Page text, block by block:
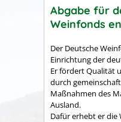
Abgabe für
Weinfonds
Der Deutsche
Einrichtung der
Er fördert Qualität
durch
Maßnahmen des
Ausland.
Dafür erhebt er die